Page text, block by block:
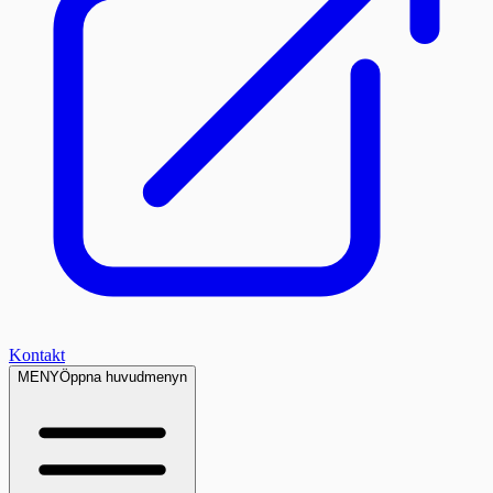
Kontakt
MENYÖppna huvudmenyn